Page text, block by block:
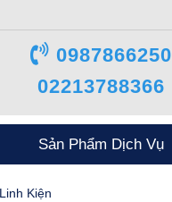
0987866250
02213788366
Sản Phẩm Dịch Vụ
Kiện